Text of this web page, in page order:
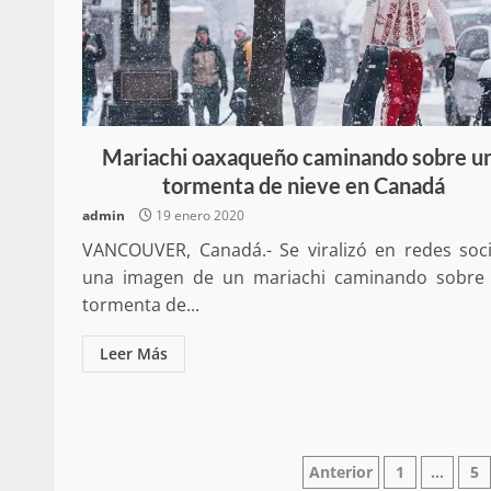
Mariachi oaxaqueño caminando sobre
tormenta de nieve en Canadá
admin 19 enero 2020
VANCOUVER, Canadá.- Se viralizó en redes
una imagen de un mariachi caminando sobre
tormenta de...
Leer Más
Paginación
Anterior 1 … 5
Secretaría de
presencia
Mazatlán
operativos aéreos